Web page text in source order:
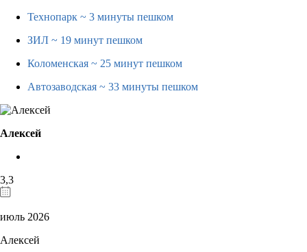
Технопарк ~ 3 минуты пешком
ЗИЛ ~ 19 минут пешком
Коломенская ~ 25 минут пешком
Автозаводская ~ 33 минуты пешком
Алексей
3,3
июль 2026
Алексей